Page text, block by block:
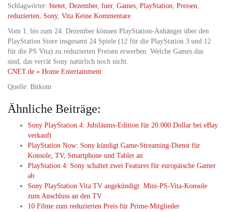
Schlagwörter: bietet, Dezember, fuer, Games, PlayStation, Preisen,
reduzierten, Sony, Vita Keine Kommentare
Vom 1. bis zum 24. Dezember können PlayStation-Anhänger über den
PlayStation Store insgesamt 24 Spiele (12 für die PlayStation 3 und 12
für die PS Vita) zu reduzierten Preisen erwerben. Welche Games das
sind, das verrät Sony natürlich noch nicht.
CNET.de » Home Entertainment
Quelle: Bitkom
Ähnliche Beiträge:
Sony PlayStation 4: Jubiläums-Edition für 20.000 Dollar bei eBay
verkauft
PlayStation Now: Sony kündigt Game-Streaming-Dienst für
Konsole, TV, Smartphone und Tablet an
PlayStation 4: Sony schaltet zwei Features für europäische Gamer
ab
Sony PlayStation Vita TV angekündigt: Mini-PS-Vita-Konsole
zum Anschluss an den TV
10 Filme zum reduzierten Preis für Prime-Mitglieder